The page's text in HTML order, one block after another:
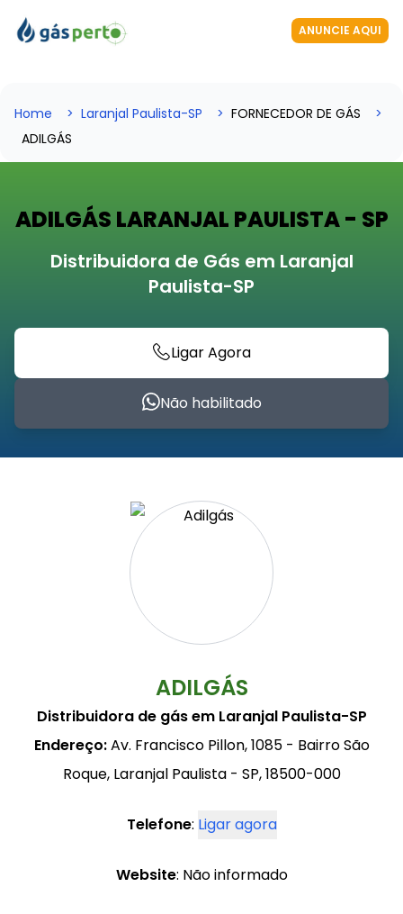
ANUNCIE AQUI
Home Laranjal Paulista-SP
FORNECEDOR DE GÁS
ADILGÁS
ADILGÁS LARANJAL PAULISTA - SP
Distribuidora de Gás em Laranjal
Paulista-SP
Ligar Agora
Não habilitado
ADILGÁS
Distribuidora de gás em Laranjal Paulista-SP
Endereço:Av. Francisco Pillon, 1085 - Bairro São
Roque, Laranjal Paulista - SP, 18500-000
Telefone: Ligar agora
Website: Não informado